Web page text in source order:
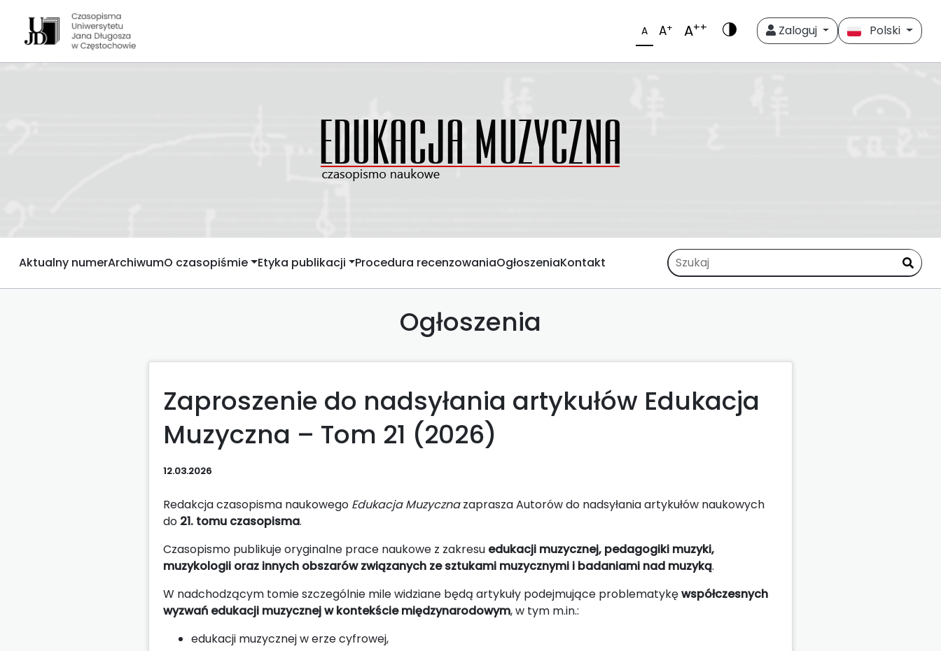
A A+ A++ Zaloguj Polski
Aktualny numerArchiwumO czasopiśmie Etyka publikacji Procedura recenzowaniaOgłoszeniaKontakt
Ogłoszenia
Zaproszenie do nadsyłania artykułów Edukacja
Muzyczna – Tom 21 (2026)
12.03.2026
Redakcja czasopisma naukowego Edukacja Muzycznazaprasza Autorów do nadsyłania artykułów naukowych
do 21. tomu czasopisma.
Czasopismo publikuje oryginalne prace naukowe z zakresu edukacji muzycznej, pedagogiki muzyki,
muzykologii oraz innych obszarów związanych ze sztukami muzycznymi i badaniami nad muzyką.
W nadchodzącym tomie szczególnie mile widziane będą artykuły podejmujące problematykęwspółczesnych
wyzwań edukacji muzycznej w kontekście międzynarodowym, w tym m.in.:
edukacji muzycznej w erze cyfrowej,